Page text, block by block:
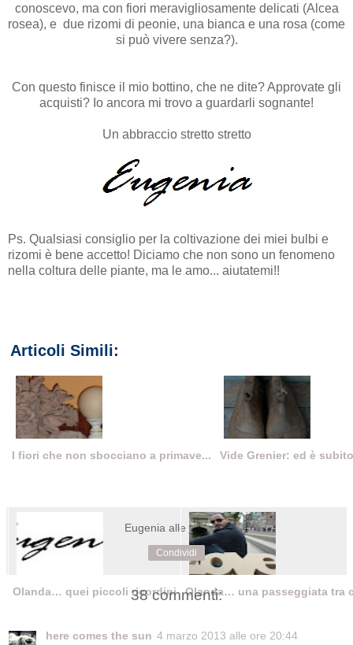
conoscevo, ma con fiori meravigliosamente delicati (Alcea
rosea), e due rizomi di peonie, una bianca e una rosa (come
si può vivere senza?).
Con questo finisce il mio bottino, che ne dite? Approvate gli
acquisti? Io ancora mi trovo a guardarli sognante!
Un abbraccio stretto stretto
Ps. Qualsiasi consiglio per la coltivazione dei miei bulbi e
rizomi è bene accetto! Diciamo che non sono un fenomeno
nella coltura delle piante, ma le amo... aiutatemi!!
Articoli Simili:
I fiori che non sbocciano a primave... Vide Grenier: ed è
Olanda… quei piccoli ricordini Olanda… una passeggiata tra
Eugenia alle 20:01
Condividi
38 commenti:
here comes the sun 4 marzo 2013 alle ore 20:44